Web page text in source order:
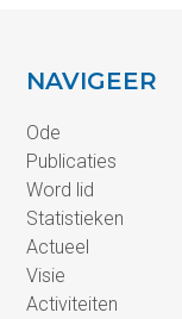
NAVIGEER
Ode
Publicaties
Word lid
Statistieken
Actueel
Visie
Activiteiten